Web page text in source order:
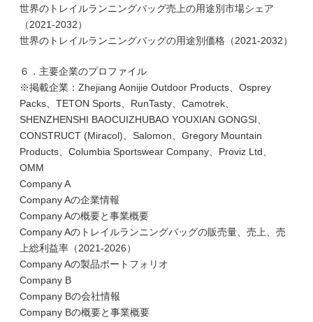
世界のトレイルランニングバッグ売上の用途別市場シェア
（2021-2032）
世界のトレイルランニングバッグの用途別価格（2021-2032）
６．主要企業のプロファイル
※掲載企業：Zhejiang Aonijie Outdoor Products、Osprey
Packs、TETON Sports、RunTasty、Camotrek、
SHENZHENSHI BAOCUIZHUBAO YOUXIAN GONGSI、
CONSTRUCT (Miracol)、Salomon、Gregory Mountain
Products、Columbia Sportswear Company、Proviz Ltd、
OMM
Company A
Company Aの企業情報
Company Aの概要と事業概要
Company Aのトレイルランニングバッグの販売量、売上、売
上総利益率（2021-2026）
Company Aの製品ポートフォリオ
Company B
Company Bの会社情報
Company Bの概要と事業概要